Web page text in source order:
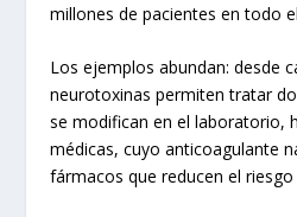
millones de pacientes en todo
Los ejemplos abundan: desde
neurotoxinas permiten tratar
se modifican en el laboratorio,
médicas, cuyo anticoagulante
fármacos que reducen el